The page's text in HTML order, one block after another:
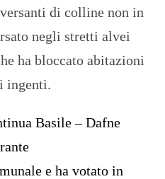
di colline non in
negli stretti alvei
ha bloccato abitazioni
ingenti.
Basile – Dafne
e ha votato in